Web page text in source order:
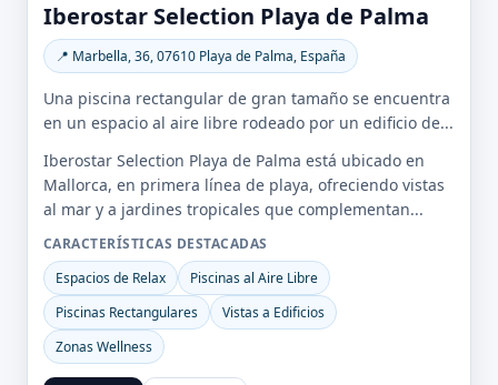
Iberostar Selection Playa de Palma
📍 Marbella, 36, 07610 Playa de Palma, España
Una piscina rectangular de gran tamaño se encuentra
en un espacio al aire libre rodeado por un edificio de...
Iberostar Selection Playa de Palma está ubicado en
Mallorca, en primera línea de playa, ofreciendo vistas
al mar y a jardines tropicales que complementan...
CARACTERÍSTICAS DESTACADAS
Espacios de Relax
Piscinas al Aire Libre
Piscinas Rectangulares
Vistas a Edificios
Zonas Wellness